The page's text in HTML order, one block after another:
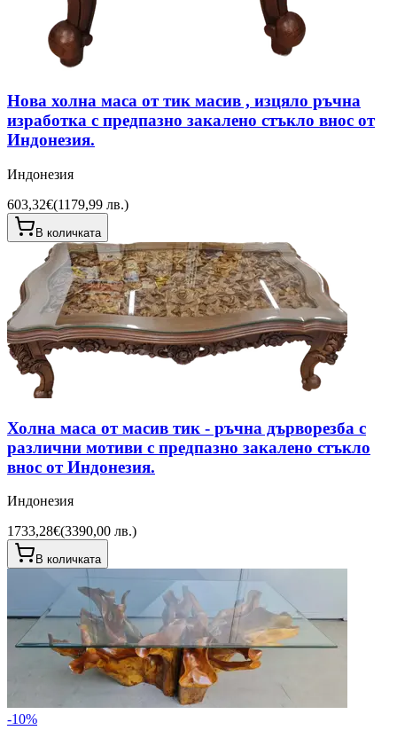
Нова холна маса от тик масив , изцяло ръчна
изработка с предпазно закалено стъкло внос от
Индонезия.
Индонезия
603,32€(1179,99 лв.)
В количката
Холна маса от масив тик - ръчна дърворезба с
различни мотиви с предпазно закалено стъкло
внос от Индонезия.
Индонезия
1733,28€(3390,00 лв.)
В количката
-10%